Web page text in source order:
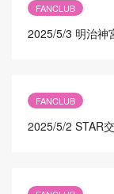
FANCLUB
2025/5/3 明治神
FANCLUB
2025/5/2 STAR